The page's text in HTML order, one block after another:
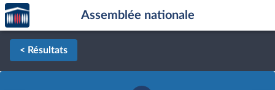
Aller au contenu
Aller en bas de la page
Accèder
à la
page
d'accueil
Assemblée nationale
< Résultats